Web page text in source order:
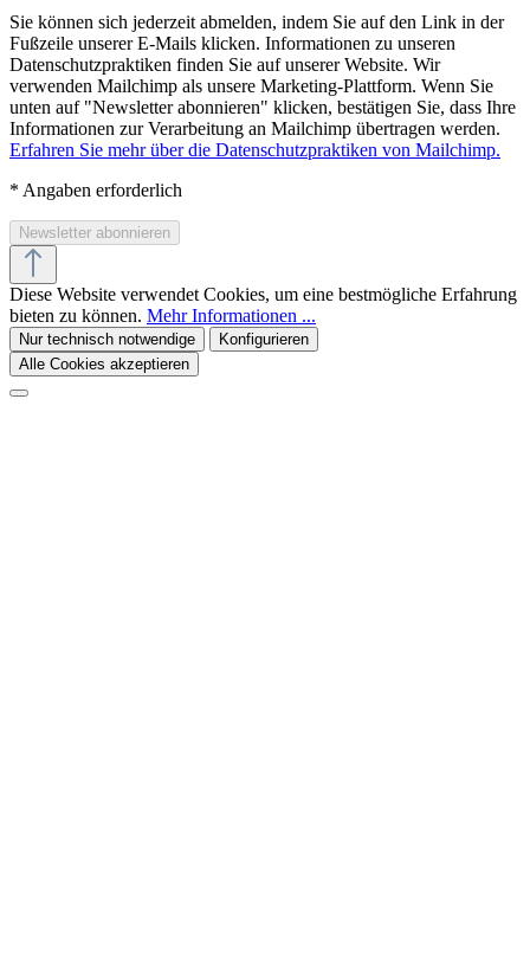
Sie können sich jederzeit abmelden, indem Sie auf den Link in der
Fußzeile unserer E-Mails klicken. Informationen zu unseren
Datenschutzpraktiken finden Sie auf unserer Website. Wir
verwenden Mailchimp als unsere Marketing-Plattform. Wenn Sie
unten auf "Newsletter abonnieren" klicken, bestätigen Sie, dass Ihre
Informationen zur Verarbeitung an Mailchimp übertragen werden.
Erfahren Sie mehr über die Datenschutzpraktiken von Mailchimp.
* Angaben erforderlich
Diese Website verwendet Cookies, um eine bestmögliche Erfahrung
bieten zu können. Mehr Informationen ...
Nur technisch notwendige
Konfigurieren
Alle Cookies akzeptieren